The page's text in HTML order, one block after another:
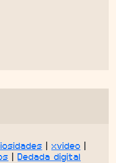
| xvideo |
| Dedada digital